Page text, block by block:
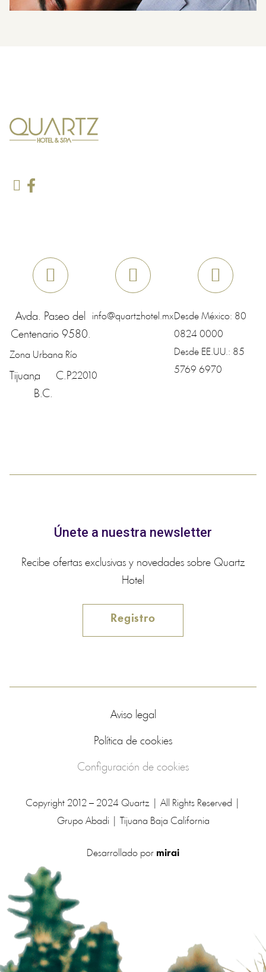
Avda. Paseo del
Centenario 9580.
Zona Urbana Río
Tijuana
,
B.C.
C.P.22010
info@quartzhotel.mxDesde México: 80
0824 0000
Desde EE.UU.: 85
5769 6970
Únete a nuestra newsletter
Recibe ofertas exclusivas y novedades sobre Quartz
Hotel
Registro
Aviso legal
Política de cookies
Configuración de cookies
Copyright 2012 – 2024 Quartz | All Rights Reserved |
Grupo Abadi | Tijuana Baja California
Desarrollado por mirai